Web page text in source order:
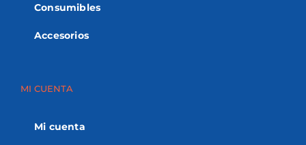
Consumibles
Accesorios
MI CUENTA
Mi cuenta